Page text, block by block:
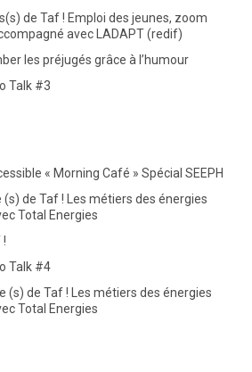
de Taf ! Emploi des jeunes, zoom
avec LADAPT (redif)
les préjugés grâce à l’humour
Talk #3
« Morning Café » Spécial SEEPH
(s) de Taf ! Les métiers des énergies
Total Energies
Talk #4
(s) de Taf ! Les métiers des énergies
Total Energies